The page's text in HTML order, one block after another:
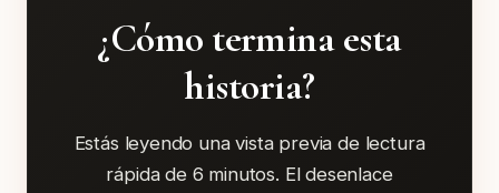
¿Cómo termina esta
historia?
Estás leyendo una vista previa de lectura
rápida de 6 minutos. El desenlace